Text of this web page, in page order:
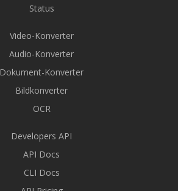
Status
Video-Konverter
Audio-Konverter
Dokument-Konverter
Bildkonverter
OCR
Developers API
API Docs
CLI Docs